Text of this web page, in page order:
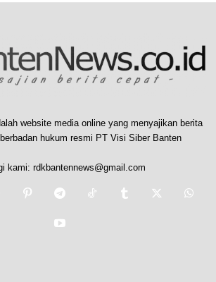
website media online yang menyajikan berita
hukum resmi PT Visi Siber Banten
kami: rdkbantennews@gmail.com